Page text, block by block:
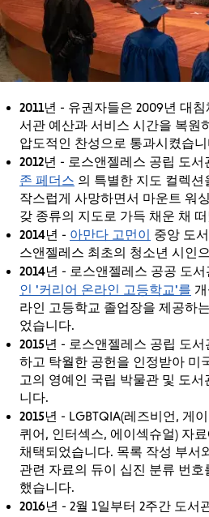
2011년 - 유권자들은 2009년 대
서관 예산과 서비스 시간을 복원
압도적인 찬성으로 통과시켰습니
2012년 - 로스앤젤레스 공립 도서
존 페더스 의 특별한 지도 컬렉
작스럽게 사망하면서 마운트 워
갖 종류의 지도로 가득 채운 채
2014년 - 아만다 고먼이 중앙 도
스앤젤레스 최초의 청소년 시인
2014년 - 로스앤젤레스 공공 도서
인 '커리어 온라인 고등학교'를
라인 고등학교 졸업장을 제공하
었습니다.
2015년 - 로스앤젤레스 공립 도
하고 탁월한 공헌을 인정받아 미
고의 영예인 국립 박물관 및 도
니다.
2015년 - LGBTQIA(레즈비언, 게
퀴어, 인터섹스, 에이섹슈얼) 자
채택되었습니다. 목록 작성 부서
관련 자료의 듀이 십진 분류 번
했습니다.
2016년 - 2월 1일부터 2주간 도서